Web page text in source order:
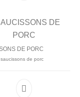
DE PORC
de porc